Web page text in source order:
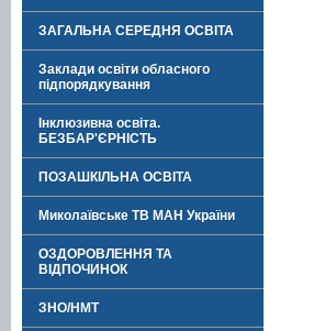
ЗАГАЛЬНА СЕРЕДНЯ ОСВІТА
Заклади освіти обласного
підпорядкування
Інклюзивна освіта.
БЕЗБАР'ЄРНІСТЬ
ПОЗАШКІЛЬНА ОСВІТА
Миколаївське ТВ МАН України
ОЗДОРОВЛЕННЯ ТА
ВІДПОЧИНОК
ЗНО/НМТ